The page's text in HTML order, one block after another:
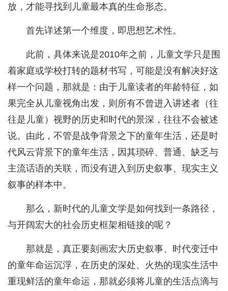
放，才能寻找到儿童最本真的生命形态。
首先详述第一个维度，即思想艺术性。
此前，具体来说是2010年之前，儿童文学只是围
着家庭或学校打转的题材书写，可能是没有解决好这
样一个问题，那就是：由于儿童读者的年龄特征，如
果完全从儿童视角出发，则所有不曾进入讲述者（往
往是儿童）视野的历史和时代的景深，往往不会被述
说。由此，不管是战争背景之下的童年生活，还是时
代风云背景下的童年生活，因其琐碎、普通、缺乏与
主流话语的关联，而没有进入到历史叙事、现实主义
叙事的样本中。
那么，新时代的儿童文学是如何找到一条路径，
与开阔宏大的社会历史框架相链接的呢？
那就是，真正要刻画宏大历史叙事、时代变迁中
的童年命运沉浮，在历史的深处、火热的现实生活中
重现鲜活的童年命运，那就必须将儿童的生活点滴与